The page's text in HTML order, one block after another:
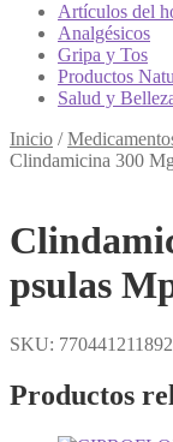
Artículos del
Analgésicos
Gripa y Tos
Productos
Salud y
Inicio /
Clindamicina 300
psulas
SKU:
Productos